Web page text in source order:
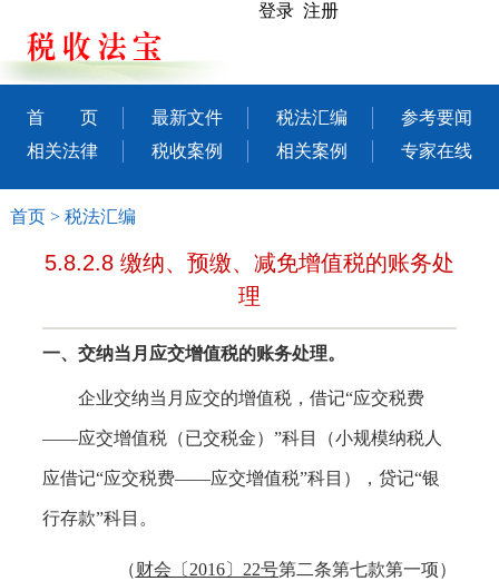
登录 注册
首 页 最新文件 税法汇编
参考要闻
相关法律
税收案例 相关案例 专家在线
首页> 税法汇编
5.8.2.8 缴纳、预缴、减免增值税的账务处
理
一、交纳当月应交增值税的账务处理。
企业交纳当月应交的增值税，借记“应交税费
——应交增值税（已交税金）”科目（小规模纳税人
应借记“应交税费——应交增值税”科目），贷记“银
行存款”科目。
（财会〔 2016〕22号第二条第七款第一项）